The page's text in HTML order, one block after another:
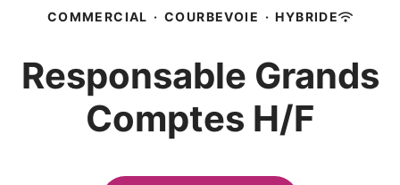
COMMERCIAL · COURBEVOIE · HYBRIDE
Responsable Grands
Comptes H/F